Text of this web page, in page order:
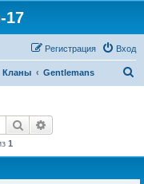
17
Вход
Регистрация
Кланы Gentlemans
Поиск
1